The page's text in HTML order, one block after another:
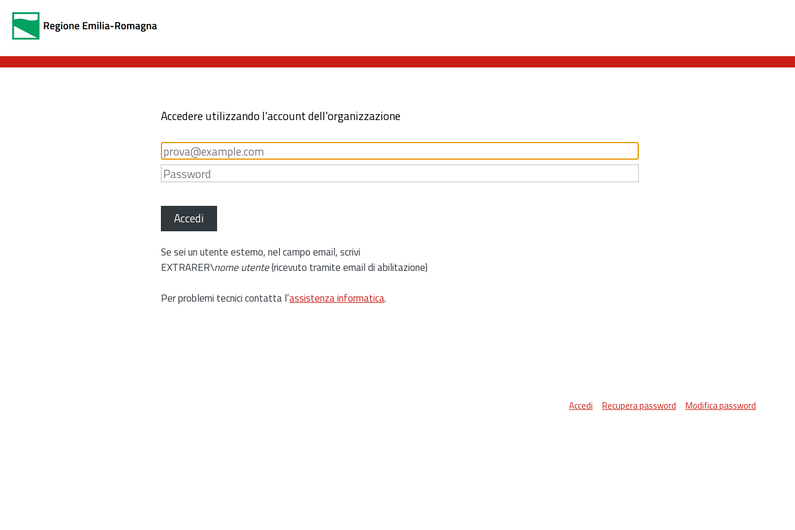
Accedere utilizzando l'account dell'organizzazione
Accedi
Se sei un utente esterno, nel campo email, scrivi
EXTRARER\nome utente(ricevuto tramite email di abilitazione)
Per problemi tecnici contatta l’assistenza informatica.
Accedi Recupera password Modifica password